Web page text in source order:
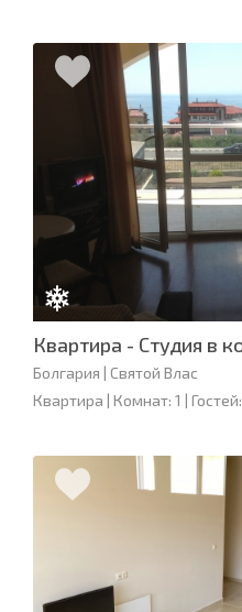
Квартира - Студия в
Болгария | Святой Влас
Квартира | Комнат: 1 |